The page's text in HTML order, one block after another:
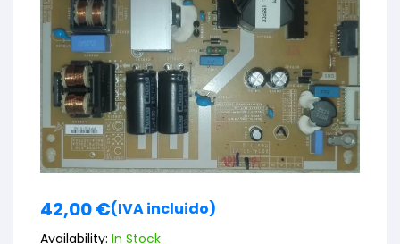
42,00€(IVA incluido)
Availability: In Stock